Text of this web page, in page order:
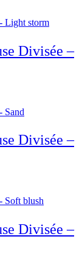
Divisée –
Divisée –
Divisée –